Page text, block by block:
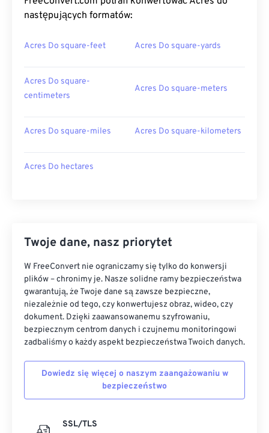
następujących formatów:
Acres Do square-feet Acres Do square-yards
Acres Do square-
centimeters
Acres Do square-meters
Acres Do square-miles Acres Do square-kilometers
Acres Do hectares
Twoje dane, nasz priorytet
W FreeConvert nie ograniczamy się tylko do konwersji
plików – chronimy je. Nasze solidne ramy bezpieczeństwa
gwarantują, że Twoje dane są zawsze bezpieczne,
niezależnie od tego, czy konwertujesz obraz, wideo, czy
dokument. Dzięki zaawansowanemu szyfrowaniu,
bezpiecznym centrom danych i czujnemu monitoringowi
zadbaliśmy o każdy aspekt bezpieczeństwa Twoich danych.
Dowiedz się więcej o naszym zaangażowaniu w
bezpieczeństwo
SSL/TLS